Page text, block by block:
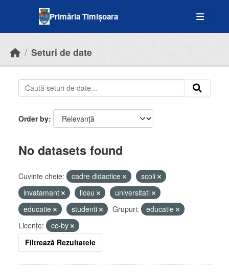
Primăria Timișoara
Seturi de date
Order by
No datasets found
Cuvinte cheie: cadre didactice
scoli
invatamant
liceu
universitati
educatie
studenti Grupuri:
educatie
Licenţe:
cc-by
Filtrează Rezultatele